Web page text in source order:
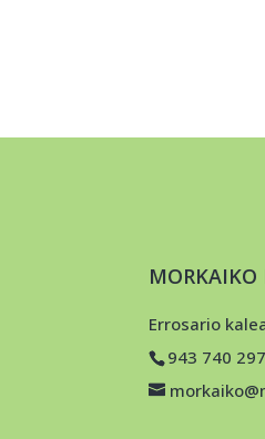
MORKAIKO
Errosario
943 740 297